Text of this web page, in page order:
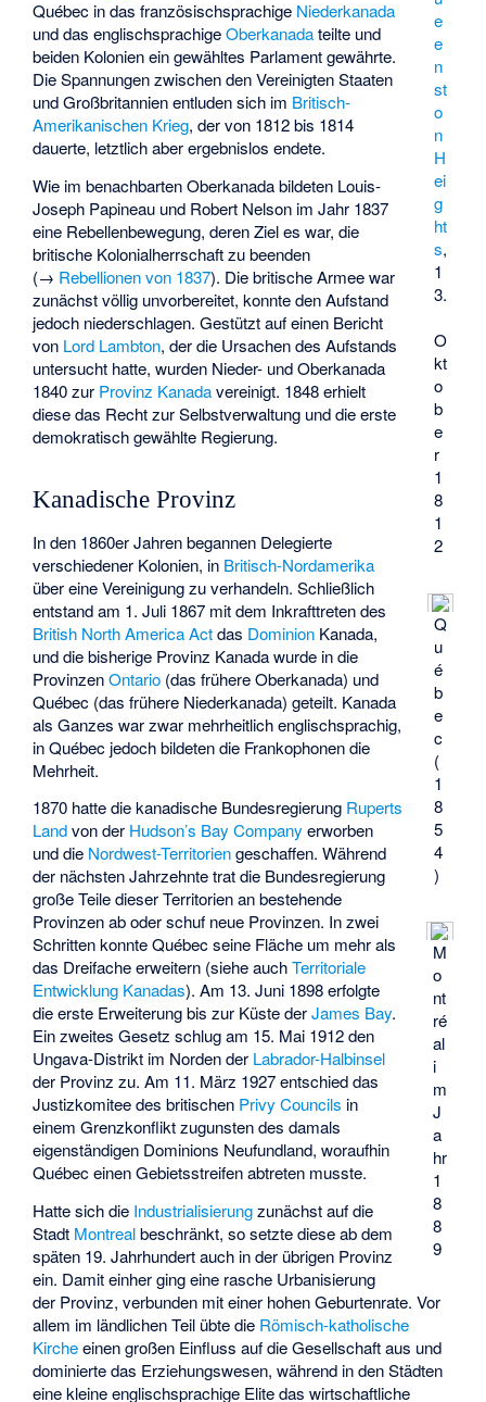
e
e
n
st
o
n
H
ei
g
ht
s,
1
3.
O
kt
o
b
e
r
1
8
1
2
Québec in das französischsprachige Niederkanada
und das englischsprachigeOberkanadateilte und
beiden Kolonien ein gewähltes Parlament gewährte.
Die Spannungen zwischen den Vereinigten Staaten
und Großbritannien entluden sich im Britisch-
Amerikanischen Krieg, der von 1812 bis 1814
dauerte, letztlich aber ergebnislos endete.
Q
u
é
b
e
c
(
1
8
5
4
)
Wie im benachbarten Oberkanada bildeten Louis-
Joseph Papineau und Robert Nelson im Jahr 1837
eine Rebellenbewegung, deren Ziel es war, die
britische Kolonialherrschaft zu beenden
(→ Rebellionen von 1837). Die britische Armee war
zunächst völlig unvorbereitet, konnte den Aufstand
jedoch niederschlagen. Gestützt auf einen Bericht
von Lord Lambton, der die Ursachen des Aufstands
untersucht hatte, wurden Nieder- und Oberkanada
1840 zur Provinz Kanadavereinigt. 1848 erhielt
diese das Recht zur Selbstverwaltung und die erste
demokratisch gewählte Regierung.
Kanadische Provinz
In den 1860er Jahren begannen Delegierte
verschiedener Kolonien, in Britisch-Nordamerika
über eine Vereinigung zu verhandeln. Schließlich
entstand am 1. Juli 1867 mit dem Inkrafttreten des
British North America Actdas Dominion Kanada,
und die bisherige Provinz Kanada wurde in die
ProvinzenOntario (das frühere Oberkanada) und
Québec (das frühere Niederkanada) geteilt. Kanada
als Ganzes war zwar mehrheitlich englischsprachig,
in Québec jedoch bildeten die Frankophonen die
Mehrheit.
M
o
nt
ré
al
i
m
J
a
hr
1
8
8
9
1870 hatte die kanadische Bundesregierung Ruperts
Landvon der Hudson’s Bay Company erworben
und die Nordwest-Territoriengeschaffen. Während
der nächsten Jahrzehnte trat die Bundesregierung
große Teile dieser Territorien an bestehende
Provinzen ab oder schuf neue Provinzen. In zwei
Schritten konnte Québec seine Fläche um mehr als
das Dreifache erweitern (siehe auchTerritoriale
Entwicklung Kanadas). Am 13. Juni 1898 erfolgte
die erste Erweiterung bis zur Küste derJames Bay.
Ein zweites Gesetz schlug am 15. Mai 1912 den
Ungava-Distrikt im Norden der Labrador-Halbinsel
der Provinz zu. Am 11. März 1927 entschied das
Justizkomitee des britischen Privy Councils in
einem Grenzkonflikt zugunsten des damals
eigenständigen Dominions Neufundland, woraufhin
Québec einen Gebietsstreifen abtreten musste.
Hatte sich die Industrialisierungzunächst auf die
Stadt Montrealbeschränkt, so setzte diese ab dem
späten 19. Jahrhundert auch in der übrigen Provinz
ein. Damit einher ging eine rasche Urbanisierung
der Provinz, verbunden mit einer hohen Geburtenrate. Vor
allem im ländlichen Teil übte die Römisch-katholische
Kircheeinen großen Einfluss auf die Gesellschaft aus und
dominierte das Erziehungswesen, während in den Städten
eine kleine englischsprachige Elite das wirtschaftliche